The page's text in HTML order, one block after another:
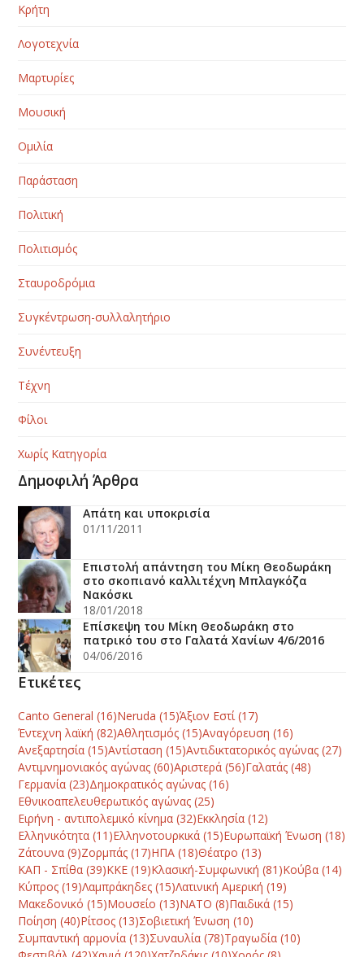
Κρήτη
Λογοτεχνία
Μαρτυρίες
Μουσική
Ομιλία
Παράσταση
Πολιτική
Πολιτισμός
Σταυροδρόμια
Συγκέντρωση-συλλαλητήριο
Συνέντευξη
Τέχνη
Φίλοι
Χωρίς Κατηγορία
Δημοφιλή Άρθρα
Απάτη και υποκρισία
01/11/2011
Επιστολή απάντηση του Μίκη Θεοδωράκη
στο σκοπιανό καλλιτέχνη Μπλαγκόζα
Νακόσκι
18/01/2018
Επίσκεψη του Μίκη Θεοδωράκη στο
πατρικό του στο Γαλατά Χανίων 4/6/2016
04/06/2016
Ετικέτες
Canto General (16)Neruda (15)Άξιον Εστί(17)
Έντεχνη λαϊκή (82)Αθλητισμός (15)Αναγόρευση (16)
Ανεξαρτησία (15)Αντίσταση (15)Αντιδικτατορικός αγώνας (27)
Αντιμνημονιακός αγώνας (60)Αριστερά (56)Γαλατάς (48)
Γερμανία (23)Δημοκρατικός αγώνας (16)
Εθνικοαπελευθερωτικός αγώνας (25)
Ειρήνη - αντιπολεμικό κίνημα (32)Εκκλησία (12)
Ελληνικότητα (11)Ελληνοτουρκικά (15)Ευρωπαϊκή Ένωση (18)
Ζάτουνα (9)Ζορμπάς (17)ΗΠΑ (18)Θέατρο (13)
ΚΑΠ - Σπίθα (39)ΚΚΕ (19)Κλασική-Συμφωνική (81)Κούβα (14)
Κύπρος (19)Λαμπράκηδες (15)Λατινική Αμερική (19)
Μακεδονικό (15)Μουσείο (13)ΝΑΤΟ (8)Παιδικά (15)
Ποίηση (40)Ρίτσος (13)Σοβιετική Ένωση (10)
Συμπαντική αρμονία (13)Συναυλία (78)Τραγωδία (10)